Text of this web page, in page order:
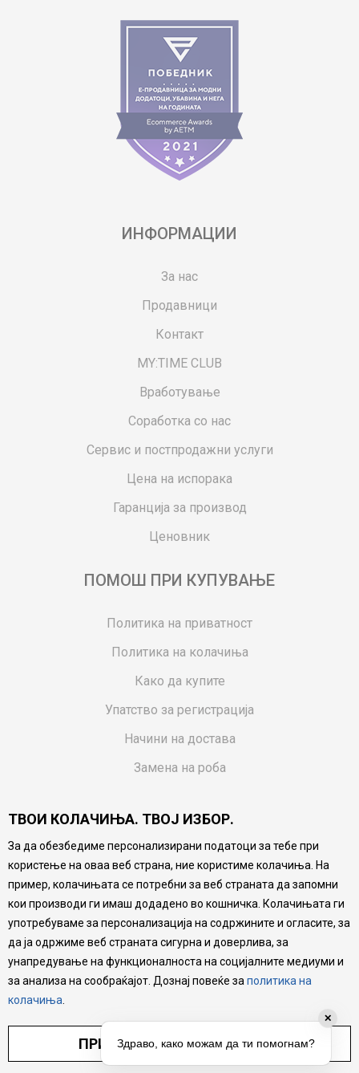
ИНФОРМАЦИИ
За нас
Продавници
Контакт
MY:TIME CLUB
Вработување
Соработка со нас
Сервис и постпродажни услуги
Цена на испорака
Гаранција за производ
Ценовник
ПОМОШ ПРИ КУПУВАЊЕ
Политика на приватност
Политика на колачиња
Како да купите
Упатство за регистрација
Начини на достава
Замена на роба
Ваучери
Product Finder
FAQs
Настојуваме да бидеме што попрецизни во описот на
производите, прикажување на слики и цени, но не
можеме да гарантираме дека сите информации се
комплетни и без грешка. Сите производи се дел од
нашата понуда, но не се подразбира дека мора да се
достапни во секој момент.
ТВОИ КОЛАЧИЊА. ТВОЈ ИЗБОР.
За да обезбедиме персонализирани податоци за тебе при
користење на оваа веб страна, ние користиме колачиња. На
пример, колачињата се потребни за веб страната да запомни
кои производи ги имаш додадено во кошничка. Колачињата ги
употребуваме за персонализација на содржините и огласите, за
да ја одржиме веб страната сигурна и доверлива, за
унапредување на функционалноста на социјалните медиуми и
за анализа на сообраќајот. Дознај повеќе за политика на
колачиња
ПРИЛАГОДИ ПОСТАВУВАЊА
✕
Здраво, како можам да ти помогнам?